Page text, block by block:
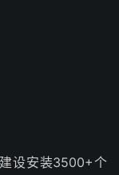
设安装3500+个